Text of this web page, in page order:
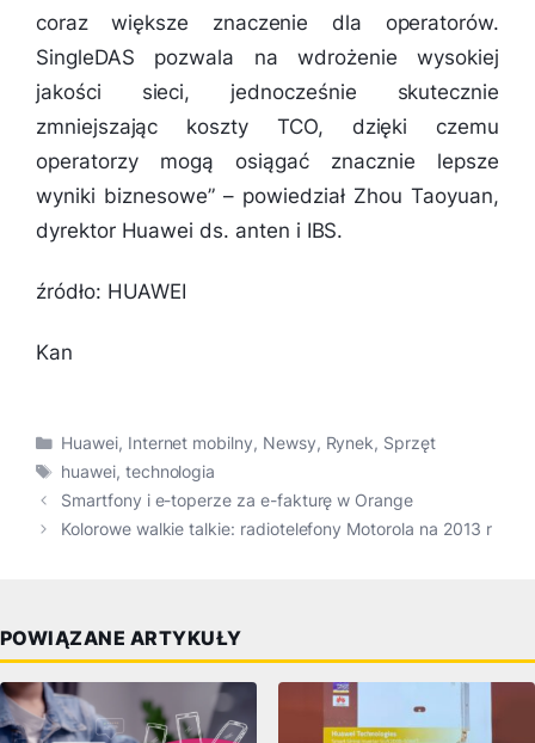
coraz większe znaczenie dla operatorów.
SingleDAS pozwala na wdrożenie wysokiej
jakości sieci, jednocześnie skutecznie
zmniejszając koszty TCO, dzięki czemu
operatorzy mogą osiągać znacznie lepsze
wyniki biznesowe” – powiedział Zhou Taoyuan,
dyrektor Huawei ds. anten i IBS.
źródło: HUAWEI
Kan
Kategorie
Huawei, Internet mobilny, Newsy, Rynek, Sprzęt
Tagi
huawei, technologia
Smartfony i e-toperze za e-fakturę w Orange
Kolorowe walkie talkie: radiotelefony Motorola na 2013 r
POWIĄZANE ARTYKUŁY